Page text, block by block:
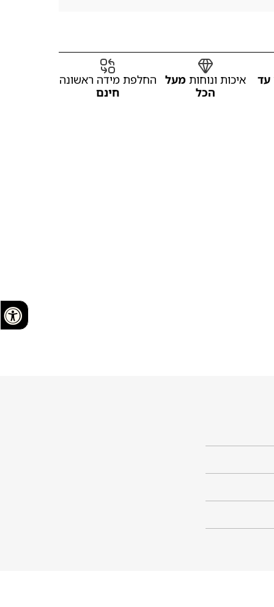
עד
איכות ונוחות מעל
הכל
החלפת מידה ראשונה
חינם